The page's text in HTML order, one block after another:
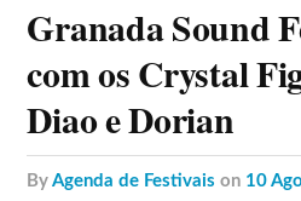
Granada Sound
com os Crystal
Diao e Dorian
byAgenda de Festivais on 10